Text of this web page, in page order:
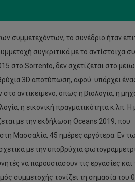
συμμετεχόντων, το συνέδριο ήταν
συγκριτικά με το αντίστοιχα
στο Sorrento, δεν σχετίζεται στο
3D αποτύπωση, αφού υπάρχει
αντικείμενο, όπως η βιολογία, η
η εικονική πραγματικότητα κ.λπ.
με την εκδήλωση Oceans 2019, που
Μασσαλία, 45 ημέρες αργότερα. Εν
με την υποβρύχια
να παρουσιάσουν τις εργασίες
συμμετοχής τονίζει τη σημασία του